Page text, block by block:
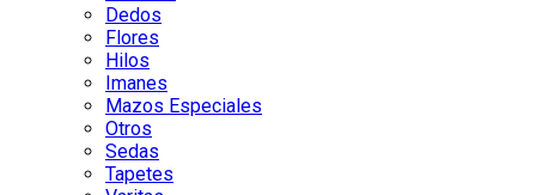
Dedos
Flores
Hilos
Imanes
Mazos Especiales
Otros
Sedas
Tapetes